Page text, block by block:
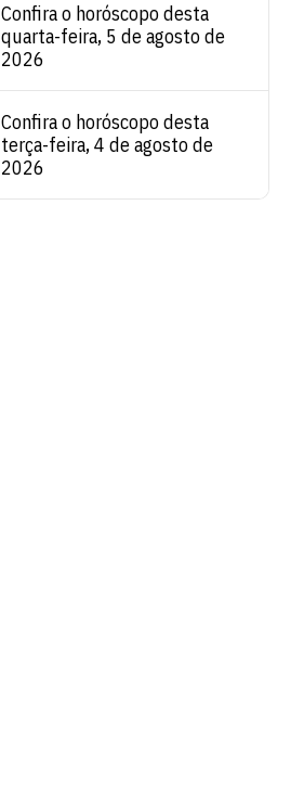
Confira o horóscopo desta
quarta-feira, 5 de agosto de
2026
Confira o horóscopo desta
terça-feira, 4 de agosto de
2026